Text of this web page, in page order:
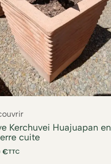
Kerchuvei Huajuapan en
cuite
€TTC